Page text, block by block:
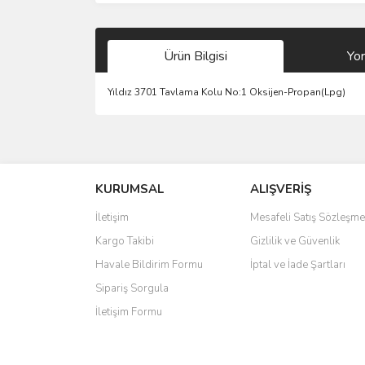
Ürün Bilgisi
Yıldız 3701 Tavlama Kolu No:1 Oksijen-Propan(Lpg)
Ürün resmi kalitesiz, bozuk veya görüntülenemiyor.
Ürün açıklamasında eksik bilgiler bulunuyor.
Ürün bilgilerinde hatalar bulunuyor.
Ürün fiyatı diğer sitelerden daha pahalı.
Bu ürüne benzer farklı alternatifler olmalı.
KURUMSAL
İletişim
Kargo Takibi
Havale Bildirim Formu
Sipariş Sorgula
İletişim Formu
ALIŞVERİŞ
Mesafeli Satış
Gizlilik ve Güvenlik
İptal ve İade Şartları